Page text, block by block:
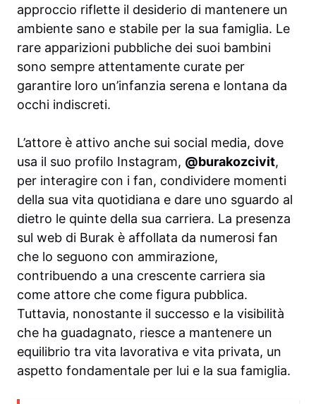
approccio riflette il desiderio di mantenere un
ambiente sano e stabile per la sua famiglia. Le
rare apparizioni pubbliche dei suoi bambini
sono sempre attentamente curate per
garantire loro un’infanzia serena e lontana da
occhi indiscreti.
L’attore è attivo anche sui social media, dove
usa il suo profilo Instagram, @burakozcivit,
per interagire con i fan, condividere momenti
della sua vita quotidiana e dare uno sguardo al
dietro le quinte della sua carriera. La presenza
sul web di Burak è affollata da numerosi fan
che lo seguono con ammirazione,
contribuendo a una crescente carriera sia
come attore che come figura pubblica.
Tuttavia, nonostante il successo e la visibilità
che ha guadagnato, riesce a mantenere un
equilibrio tra vita lavorativa e vita privata, un
aspetto fondamentale per lui e la sua famiglia.